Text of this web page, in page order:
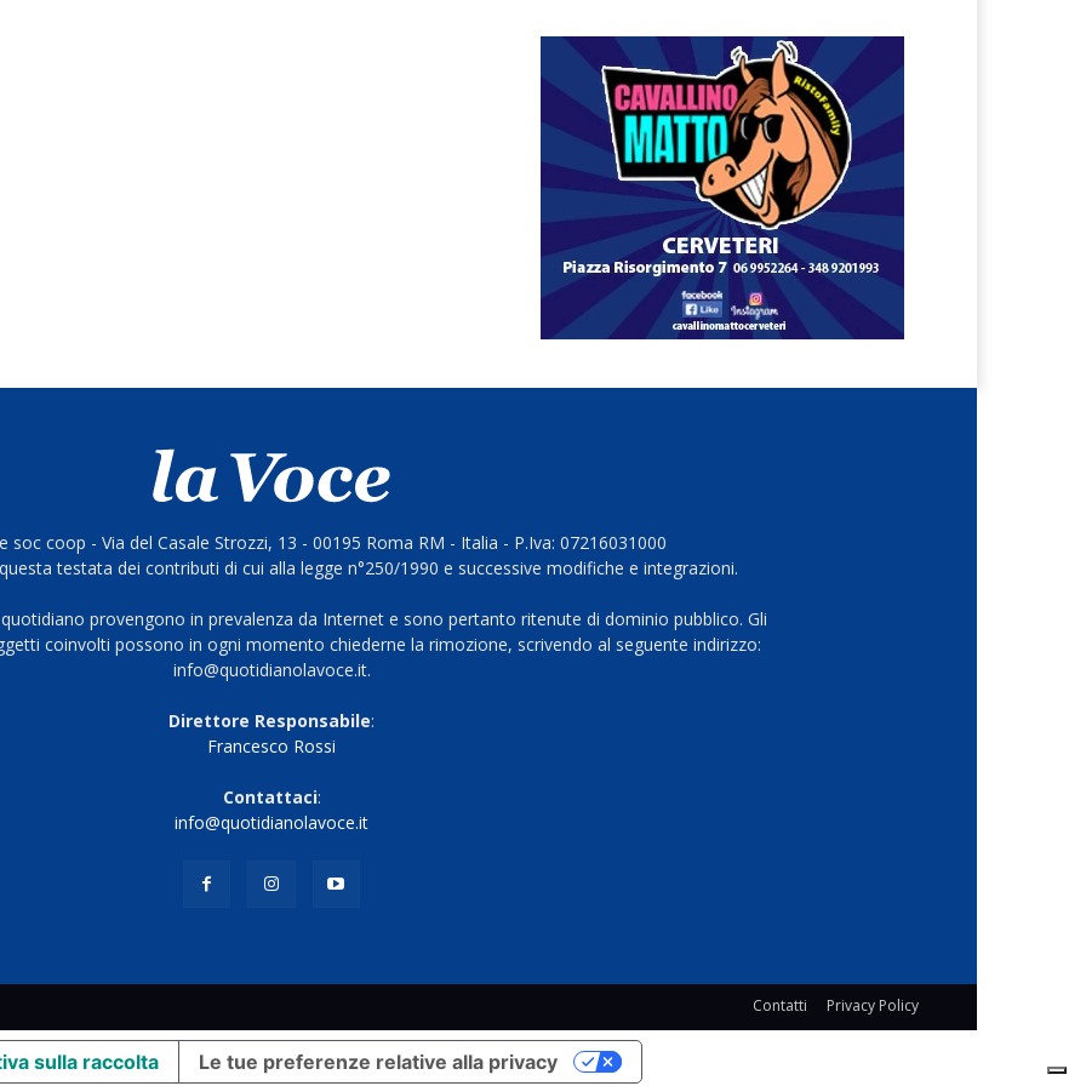
soc coop - Via del Casale Strozzi, 13 - 00195 Roma RM - Italia - P.Iva: 07216031000
testata dei contributi di cui alla legge n°250/1990 e successive modifiche e integrazioni.
provengono in prevalenza da Internet e sono pertanto ritenute di dominio pubblico. Gli
coinvolti possono in ogni momento chiederne la rimozione, scrivendo al seguente indirizzo:
info@quotidianolavoce.it.
Direttore Responsabile:
Francesco Rossi
Contattaci:
info@quotidianolavoce.it
Contatti Privacy Policy
sulla raccolta Le tue preferenze relative alla privacy